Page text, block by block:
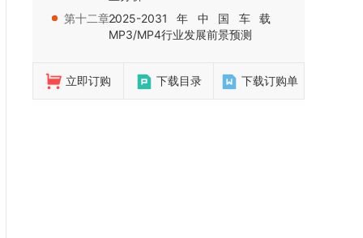
第十二章：2025-2031年中国车载
MP3/MP4行业发展前景预测
立即订购 下载目录 下载订购单